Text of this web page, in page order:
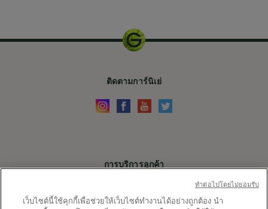
การบริการลูกค้า
ติดตามการ์นิเย่
เว็บไซต์นี้ใช้คุกกี้เพื่อช่วยให้เว็บไซต์ทำงานได้อย่างถูกต้อง นำ
ทําต่อไปโดยไม่ยอมรับ